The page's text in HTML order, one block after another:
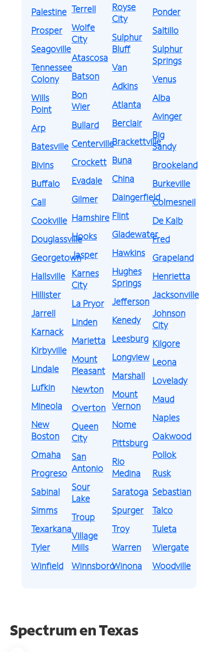
Palestine
Prosper
Seagoville
Tennessee
Colony
Wills
Point
Arp
Batesville
Bivins
Buffalo
Call
Cookville
Douglassville
Georgetown
Hallsville
Hillister
Jarrell
Karnack
Kirbyville
Lindale
Lufkin
Mineola
New
Boston
Omaha
Progreso
Sabinal
Simms
Texarkana
Tyler
Winfield
Terrell
Wolfe
City
Atascosa
Batson
Bon
Wier
Bullard
Centerville
Crockett
Evadale
Gilmer
Hamshire
Hooks
Jasper
Karnes
City
La Pryor
Linden
Marietta
Mount
Pleasant
Newton
Overton
Queen
City
San
Antonio
Sour
Lake
Troup
Village
Mills
Winnsboro
Royse
City
Sulphur
Bluff
Van
Adkins
Atlanta
Berclair
Brackettville
Buna
China
Daingerfield
Flint
Gladewater
Hawkins
Hughes
Springs
Jefferson
Kenedy
Leesburg
Longview
Marshall
Mount
Vernon
Nome
Pittsburg
Rio
Medina
Saratoga
Spurger
Troy
Warren
Winona
Ponder
Saltillo
Sulphur
Springs
Venus
Alba
Avinger
Big
Sandy
Brookeland
Burkeville
Colmesneil
De Kalb
Fred
Grapeland
Henrietta
Jacksonville
Johnson
City
Kilgore
Leona
Lovelady
Maud
Naples
Oakwood
Pollok
Rusk
Sebastian
Talco
Tuleta
Wiergate
Woodville
Spectrum enTexas